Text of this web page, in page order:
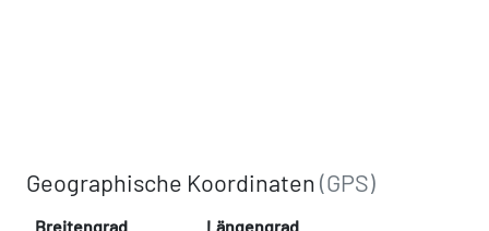
Geographische Koordinaten(GPS)
Breitengrad Längengrad